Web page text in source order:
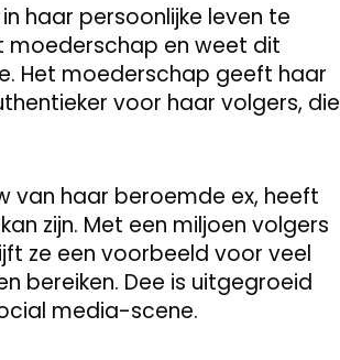
haar persoonlijke leven te
moederschap en weet dit
Het moederschap geeft haar
voor haar volgers, die
van haar beroemde ex, heeft
zijn. Met een miljoen volgers
ze een voorbeeld voor veel
bereiken. Dee is uitgegroeid
media-scene.